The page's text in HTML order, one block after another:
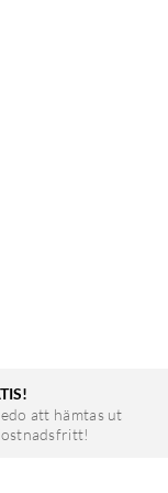
att hämtas ut